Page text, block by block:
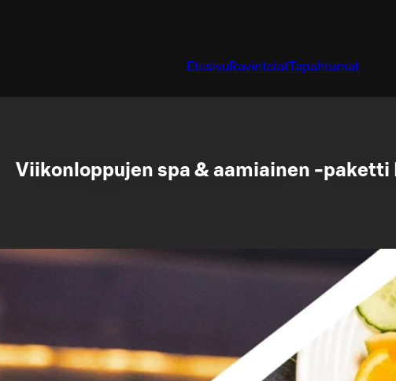
Etusivu RavintolatTapahtumat
Viikonloppujen spa & aamiainen -